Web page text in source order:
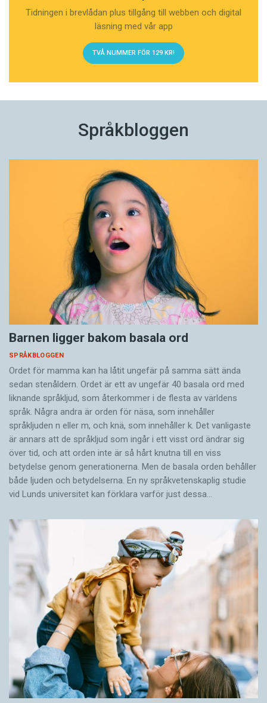
Tidningen i brevlådan plus tillgång till webben och digital
läsning med vår app
TVÅ NUMMER FÖR 129 KR!
Språkbloggen
Barnen ligger bakom basala ord
SPRÅKBLOGGEN
Ordet för mamma kan ha låtit ungefär på samma sätt ända
sedan stenåldern. Ordet är ett av ungefär 40 basala ord med
liknande språkljud, som återkommer i de flesta av världens
språk. Några andra är orden för näsa, som innehåller
språkljuden n eller m, och knä, som innehåller k. Det vanligaste
är annars att de språkljud som ingår i ett visst ord ändrar sig
över tid, och att orden inte är så hårt knutna till en viss
betydelse genom generationerna. Men de basala orden behåller
både ljuden och betydelserna. En ny språkvetenskaplig studie
vid Lunds universitet kan förklara varför just dessa…